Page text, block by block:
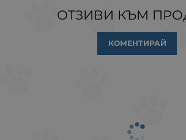
ОТЗИВИ КЪМ
КОМЕНТИРАЙ